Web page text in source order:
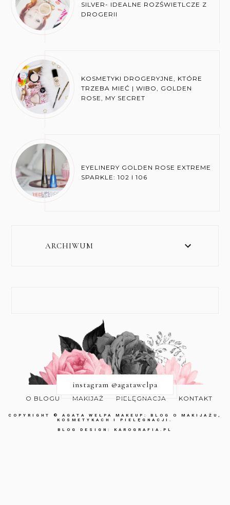
SILVER- IDEALNE ROZŚWIETLCZE Z
DROGERII
KOSMETYKI DROGERYJNE, KTÓRE
TRZEBA MIEĆ | WIBO, GOLDEN
ROSE, MY SECRET
EYELINERY GOLDEN ROSE EXTREME
SPARKLE: 102 I 106
ARCHIWUM
instagram @agatawelpa
O BLOGU MAKIJAŻ PIELĘGNACJA KONTAKT
COPYRIGHT ©AGATA WEŁPA MAKEUP: BLOG O MAKIJAŻU,
KOSMETYKACH I PIELĘGNACJI.
BLOG DESIGN: KAROGRAFIA.PL